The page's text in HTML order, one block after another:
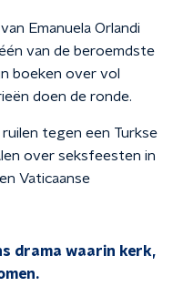
Emanuela Orlandi
van de beroemdste
boeken over vol
doen de ronde.
tegen een Turkse
over seksfeesten in
Vaticaanse
drama waarin kerk,